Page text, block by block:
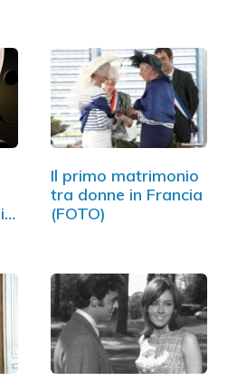
Il primo matrimonio
tra donne in Francia
(FOTO)